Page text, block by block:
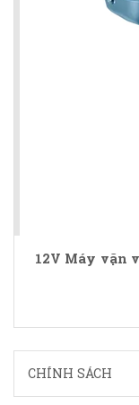
12V Máy vặn
CHÍNH SÁCH